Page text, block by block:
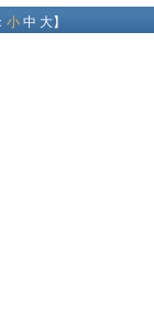
小 中 大】